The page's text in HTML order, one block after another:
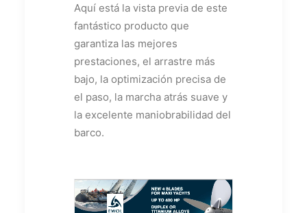
Aquí está la vista previa de este
fantástico producto que
garantiza las mejores
prestaciones, el arrastre más
bajo, la optimización precisa de
el paso, la marcha atrás suave y
la excelente maniobrabilidad del
barco.